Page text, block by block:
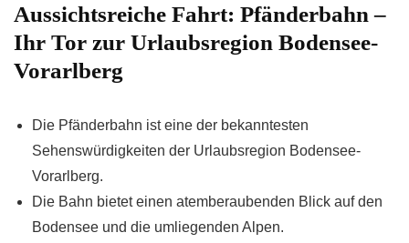
Aussichtsreiche Fahrt: Pfänderbahn –
Ihr Tor zur Urlaubsregion Bodensee-
Vorarlberg
Die Pfänderbahn ist eine der bekanntesten
Sehenswürdigkeiten der Urlaubsregion Bodensee-
Vorarlberg.
Die Bahn bietet einen atemberaubenden Blick auf den
Bodensee und die umliegenden Alpen.